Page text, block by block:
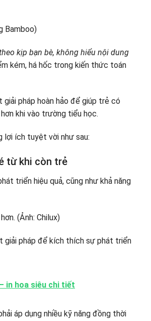
kịp bạn bè, không hiểu nội dung
kém, há hốc trong kiến ​​thức toán
pháp hoàn hảo để giúp trẻ có
khi vào trường tiểu học.
lợi ích tuyệt vời như sau:
từ khi còn trẻ
triển hiệu quả, cũng như khả năng
giải pháp để kích thích sự phát triển
in hoa siêu chi tiết
áp dụng nhiều kỹ năng đồng thời